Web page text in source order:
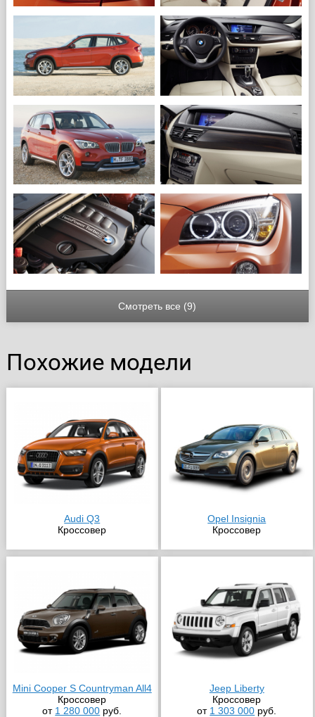
Смотреть все (9)
Похожие модели
Audi Q3
Кроссовер
Opel Insignia
Кроссовер
Mini Cooper S Countryman All4
Кроссовер
от 1 280 000 руб.
Jeep Liberty
Кроссовер
от 1 303 000 руб.